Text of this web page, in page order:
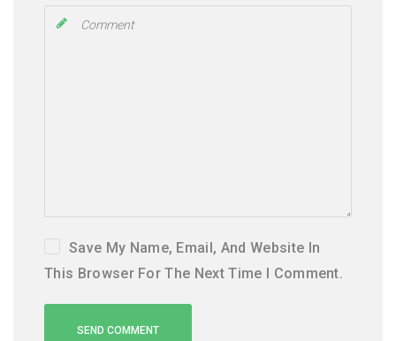
Save My Name, Email, And Website In
This Browser For The Next Time I Comment.